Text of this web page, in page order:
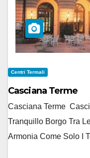
Centri Termali
Casciana Terme
Casciana Terme
Tranquillo Borgo Tra
Armonia Come Solo I